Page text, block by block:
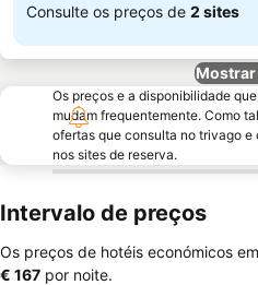
Consulte os preços de 2 sites
Mostrar
Os preços e a disponibilidade
mudam frequentemente. Como
ofertas que consulta no trivago
nos sites de reserva.
Intervalo de preços
Os preços de hotéis económicos
‎€ 167 por noite.